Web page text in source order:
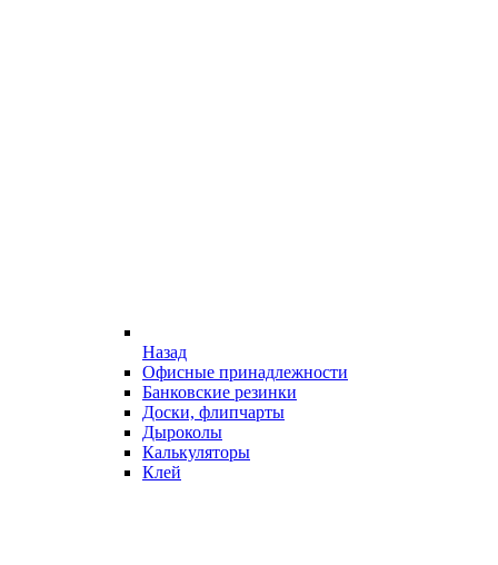
Назад
Офисные принадлежности
Банковские резинки
Доски, флипчарты
Дыроколы
Калькуляторы
Клей